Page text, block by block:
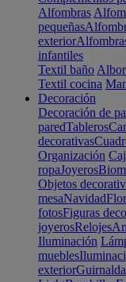
Alfombras
pequeñas
exterior
infantiles
Textil baño
Textil cocina
Decoración
Decoración de
paredTableros
decorativas
Organización
ropaJoyeros
Objetos
mesaNavidad
fotosFiguras
joyerosRelojes
Iluminación
muebles
exterior